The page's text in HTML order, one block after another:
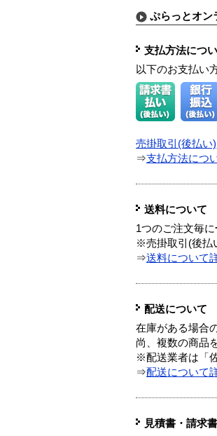
ぷらっとオン
支払方法につ
以下のお支払い
売掛取引(後払い)
⇒支払方法につ
送料について
1つのご注文毎に
※売掛取引(後払
⇒送料について
配送について
在庫がある場合
尚、複数の商品
※配送業者は「
⇒配送について
見積書・請求